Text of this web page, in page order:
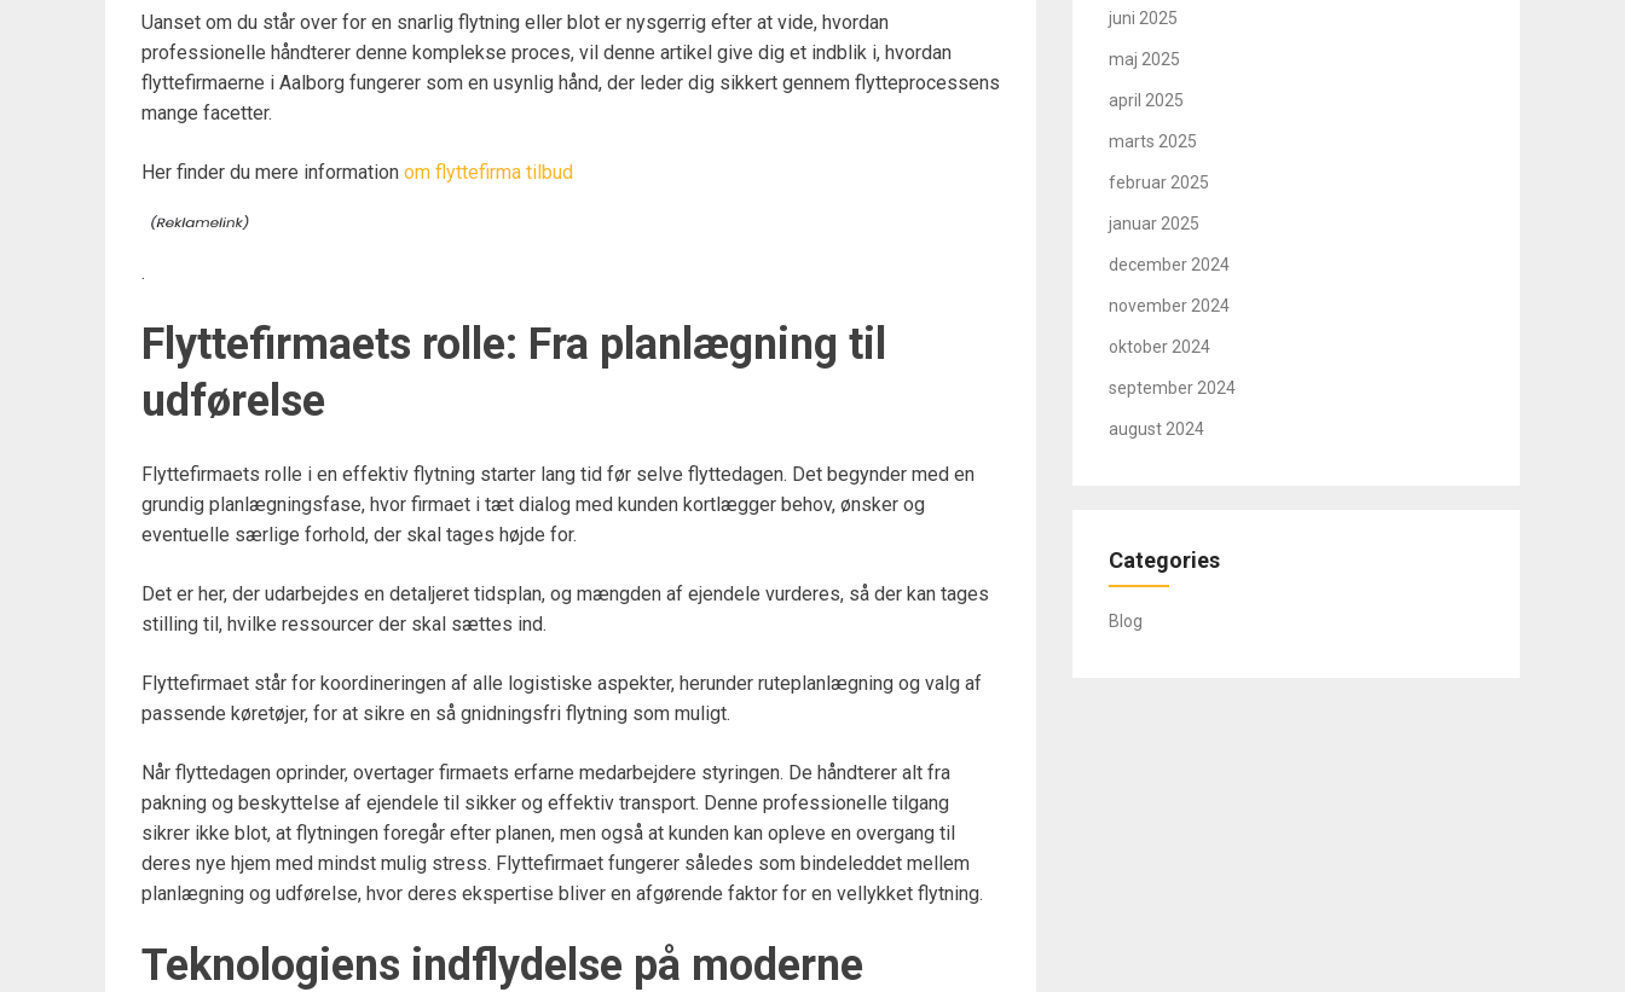
Uanset om du står over for en snarlig flytning eller blot er nysgerrig efter at vide, hvordan
professionelle håndterer denne komplekse proces, vil denne artikel give dig et indblik i, hvordan
flyttefirmaerne i Aalborg fungerer som en usynlig hånd, der leder dig sikkert gennem flytteprocessens
mange facetter.
Her finder du mere information om flyttefirma tilbud
.
Flyttefirmaets rolle: Fra planlægning til
udførelse
Flyttefirmaets rolle i en effektiv flytning starter lang tid før selve flyttedagen. Det begynder med en
grundig planlægningsfase, hvor firmaet i tæt dialog med kunden kortlægger behov, ønsker og
eventuelle særlige forhold, der skal tages højde for.
Det er her, der udarbejdes en detaljeret tidsplan, og mængden af ejendele vurderes, så der kan tages
stilling til, hvilke ressourcer der skal sættes ind.
Flyttefirmaet står for koordineringen af alle logistiske aspekter, herunder ruteplanlægning og valg af
passende køretøjer, for at sikre en så gnidningsfri flytning som muligt.
Når flyttedagen oprinder, overtager firmaets erfarne medarbejdere styringen. De håndterer alt fra
pakning og beskyttelse af ejendele til sikker og effektiv transport. Denne professionelle tilgang
sikrer ikke blot, at flytningen foregår efter planen, men også at kunden kan opleve en overgang til
deres nye hjem med mindst mulig stress. Flyttefirmaet fungerer således som bindeleddet mellem
planlægning og udførelse, hvor deres ekspertise bliver en afgørende faktor for en vellykket flytning.
Teknologiens indflydelse på moderne
juni 2025
maj 2025
april 2025
marts 2025
februar 2025
januar 2025
december 2024
november 2024
oktober 2024
september 2024
august 2024
Categories
Blog